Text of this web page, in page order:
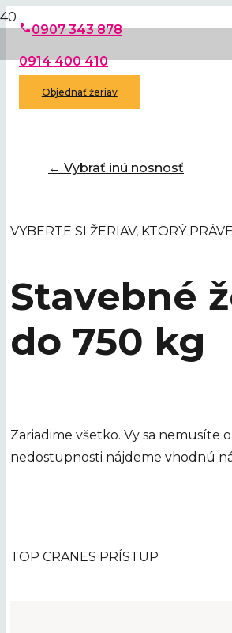
phone0907 343 878
0914 400 410
Objednať žeriav
← Vybrať inú nosnosť
VYBERTE SI ŽERIAV, KTORÝ
Stavebné
do 750 kg
Zariadime všetko. Vy sa nemusíte
nedostupnosti nájdeme vhodnú
TOP CRANES PRÍSTUP